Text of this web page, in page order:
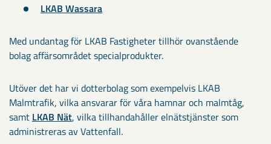
LKAB Wassara
Med undantag för LKAB Fastigheter tillhör ovanstående
bolag affärsområdet specialprodukter.
Utöver det har vi dotterbolag som exempelvis LKAB
Malmtrafik, vilka ansvarar för våra hamnar och malmtåg,
samt LKAB Nät, vilka tillhandahåller elnätstjänster som
administreras av Vattenfall.